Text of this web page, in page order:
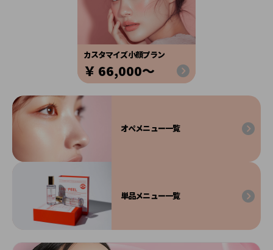
カスタマイズ⼩顔プラン
66,000〜
オペメニュー⼀覧
単品メニュー⼀覧